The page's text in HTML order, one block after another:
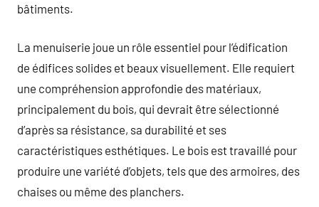
bâtiments.
La menuiserie joue un rôle essentiel pour l’édification
de édifices solides et beaux visuellement. Elle requiert
une compréhension approfondie des matériaux,
principalement du bois, qui devrait être sélectionné
d’après sa résistance, sa durabilité et ses
caractéristiques esthétiques. Le bois est travaillé pour
produire une variété d’objets, tels que des armoires, des
chaises ou même des planchers.